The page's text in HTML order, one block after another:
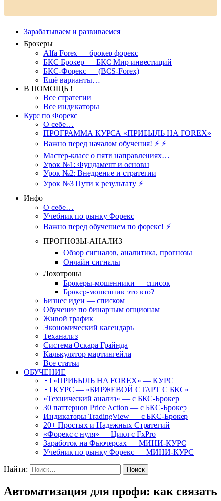
Зарабатываем и развиваемся
Брокеры
Alfa Forex — брокер форекс
БКС Брокер — БКС Мир инвестиций
БКС-Форекс — (BCS-Forex)
Ещё варианты…
В ПОМОЩЬ !
Все стратегии
Все индикаторы
Курс по Форекс
О себе…
ПРОГРАММА КУРСА «ПРИБЫЛЬ НА FOREX»
Важно перед началом обучения! ⚡ ⚡
Мастер-класс о пяти направлениях…
Урок №1: Фундамент и основы
Урок №2: Внедрение и стратегии
Урок №3 Пути к результату ⚡️
Инфо
О себе…
Учебник по рынку Форекс
Важно перед обучением по форекс! ⚡
ПРОГНОЗЫ-АНАЛИЗ
Обзор сигналов, аналитика, прогнозы
Онлайн сигналы
Лохотроны
Брокеры-мошенники — список
Брокер-мошенник это кто?
Бизнес идеи — списком
Обучение по бинарным опционам
Живой график
Экономический календарь
Теханализ
Система Оскара Грайнда
Калькулятор мартингейла
Все статьи
ОБУЧЕНИЕ
💵 «ПРИБЫЛЬ НА FOREX» — КУРС
💵 КУРС — «БИРЖЕВОЙ СТАРТ С БКС»
«Технический анализ» — с БКС-Брокер
30 паттернов Price Action — с БКС-Брокер
Индикаторы TradingView — с БКС-Брокер
20+ Простых и Надежных Стратегий
«Форекс с нуля» — Цикл с FxPro
Заработок на Фьючерсах — МИНИ-КУРС
Учебник по рынку Форекс — МИНИ-КУРС
Найти:
Автоматизация для профи: как связать